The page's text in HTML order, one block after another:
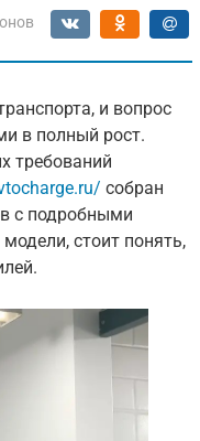
и вопрос
в полный рост.
требований
собран
с подробными
стоит понять,